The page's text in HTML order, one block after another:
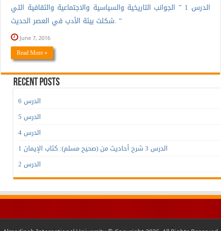
الدرس 1 ” الجوانب التاريخية والسياسية والاجتماعية والثقافية التي
شكلت بيئة الأدب في العصر الحديث. “
June 7, 2016
Read More »
Recent Posts
الدرس 6
الدرس 5
الدرس 4
الدرس 3 شرح أحاديث من (صحيح مسلم): كتاب الإيمان 1
الدرس 2